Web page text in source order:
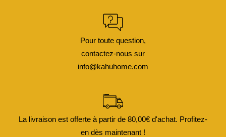
Pour toute question,
contactez-nous sur
info@kahuhome.com
La livraison est offerte à partir de 80,00€ d'achat. Profitez-
en dès maintenant !